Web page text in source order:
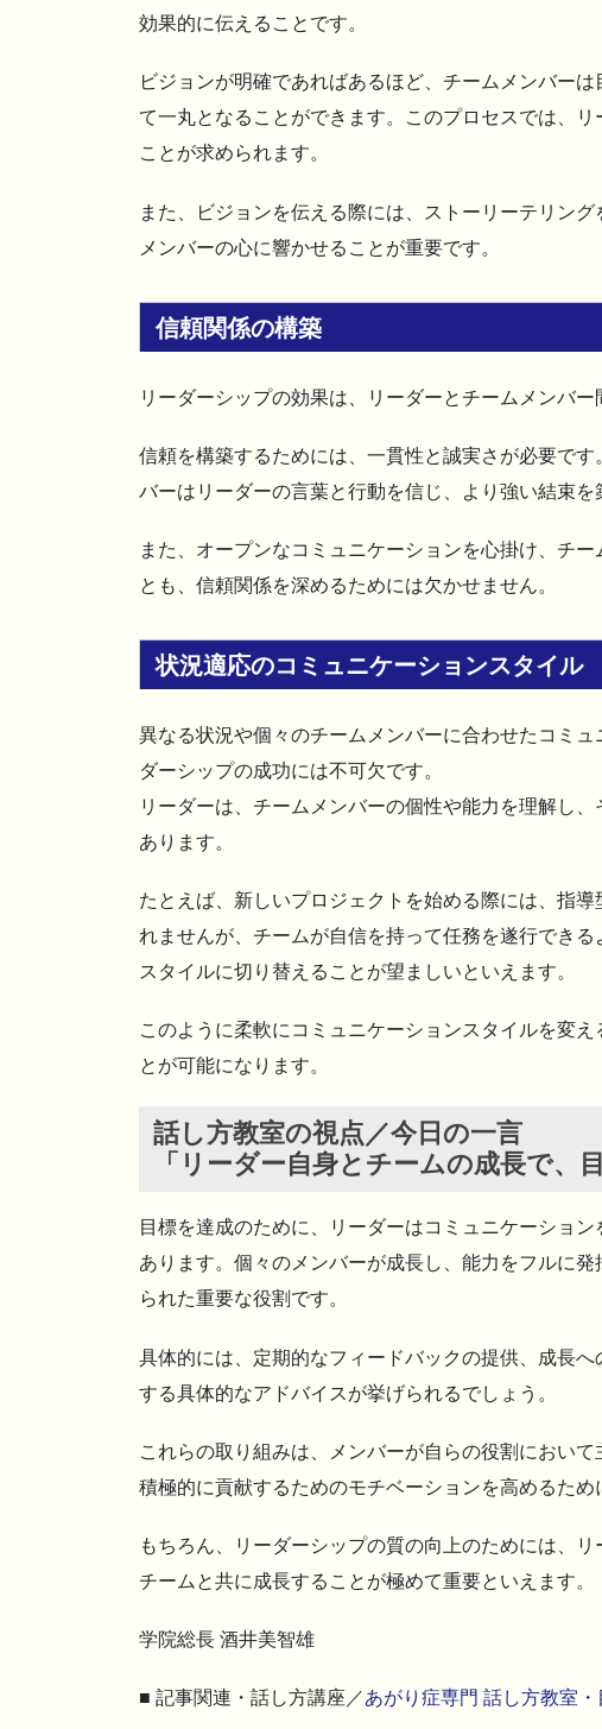
効果的に伝えることです。
ビジョンが明確であればあるほど、チームメンバー
て一丸となることができます。このプロセスでは、
ことが求められます。
また、ビジョンを伝える際には、ストーリーテリン
メンバーの心に響かせることが重要です。
信頼関係の構築
リーダーシップの効果は、リーダーとチームメンバー
信頼を構築するためには、一貫性と誠実さが必要で
バーはリーダーの言葉と行動を信じ、より強い結束を
また、オープンなコミュニケーションを心掛け、チ
とも、信頼関係を深めるためには欠かせません。
状況適応のコミュニケーションスタイル
異なる状況や個々のチームメンバーに合わせたコミ
ダーシップの成功には不可欠です。
リーダーは、チームメンバーの個性や能力を理解し
あります。
たとえば、新しいプロジェクトを始める際には、指
れませんが、チームが自信を持って任務を遂行でき
スタイルに切り替えることが望ましいといえます。
このように柔軟にコミュニケーションスタイルを変
とが可能になります。
話し方教室の視点／今日の一言
「リーダー自身とチームの成長で、
目標を達成のために、リーダーはコミュニケーショ
あります。個々のメンバーが成長し、能力をフルに
られた重要な役割です。
具体的には、定期的なフィードバックの提供、成長
する具体的なアドバイスが挙げられるでしょう。
これらの取り組みは、メンバーが自らの役割におい
積極的に貢献するためのモチベーションを高めるため
もちろん、リーダーシップの質の向上のためには、
チームと共に成長することが極めて重要といえます。
学院総長 酒井美智雄
■ 記事関連・話し方講座／あがり症専門 話し方教室